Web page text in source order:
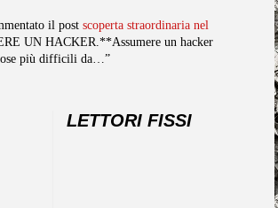
il post scoperta straordinaria nel
UN HACKER.**Assumere un hacker
più difficili da…”
LETTORI FISSI